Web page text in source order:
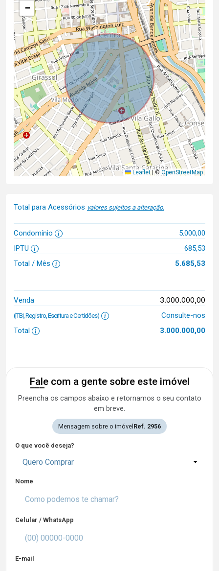
−
Leaflet © OpenStreetMap
Total para Acessórios valores sujeitos a alteração.
Condomínio
5.000,00
IPTU
685,53
Total / Mês
5.685,53
Venda 3.000.000,00
(ITBI, Registro, Escritura e Certidões)
Consulte-nos
Total
3.000.000,00
Fale com a gente sobre este imóvel
Preencha os campos abaixo e retornamos o seu contato
em breve.
Mensagem sobre o imóvel Ref. 2956
O que você deseja?
Quero Comprar
Nome
Celular / WhatsApp
E-mail